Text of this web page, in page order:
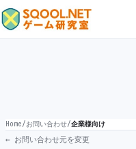
Home/お問い合わせ/企業様向け
← お問い合わせ元を変更